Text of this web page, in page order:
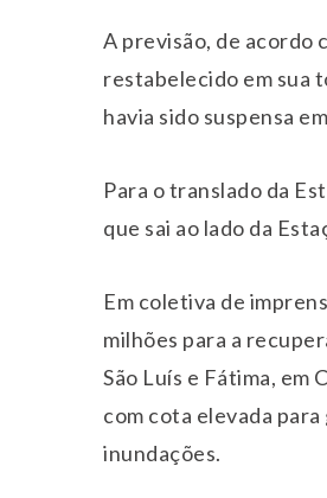
A previsão, de acordo
restabelecido em sua
havia sido suspensa
Para o translado da
que sai ao lado da
Em coletiva de
milhões para a
São Luís e Fátima, em
com cota elevada
inundações.